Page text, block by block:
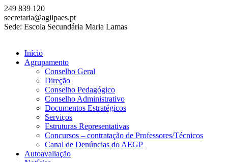
249 839 120
secretaria@agilpaes.pt
Sede: Escola Secundária Maria Lamas
Início
Agrupamento
Conselho Geral
Direção
Conselho Pedagógico
Conselho Administrativo
Documentos Estratégicos
Serviços
Estruturas Representativas
Concursos – contratação de Professores/Técnicos
Canal de Denúncias do AEGP
Autoavaliação